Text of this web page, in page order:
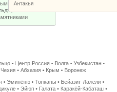
византийским
и
Антакья
• Центр.Россия • Волга •Узбекистан •
Чехия• Абхазия• Крым • Воронеж
•Эминёню •Топкапы • Бейазит-Лалели •
• Эйюп• Галата• Каракёй-Кабаташ •